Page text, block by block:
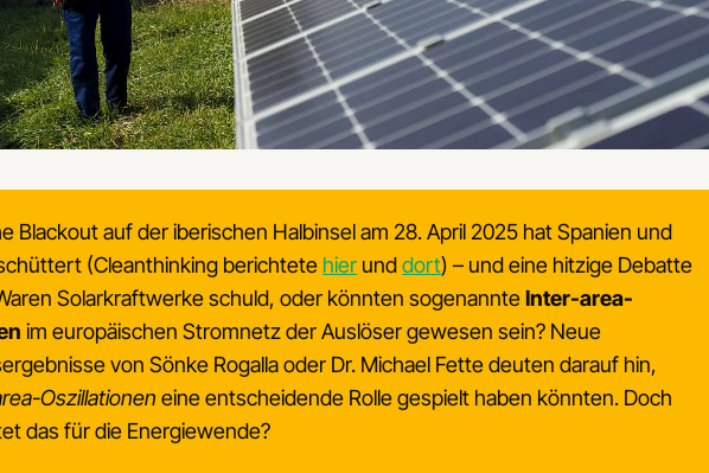
Blackout auf der iberischen Halbinsel am 28. April 2025 hat Spanien und
(Cleanthinking berichtete hier unddort) – und eine hitzige Debatte
Solarkraftwerke schuld, oder könnten sogenannteInter-area-
im europäischen Stromnetz der Auslöser gewesen sein? Neue
von Sönke Rogalla oder Dr. Michael Fette deuten darauf hin,
Oszillationen eine entscheidende Rolle gespielt haben könnten. Doch
das für die Energiewende?